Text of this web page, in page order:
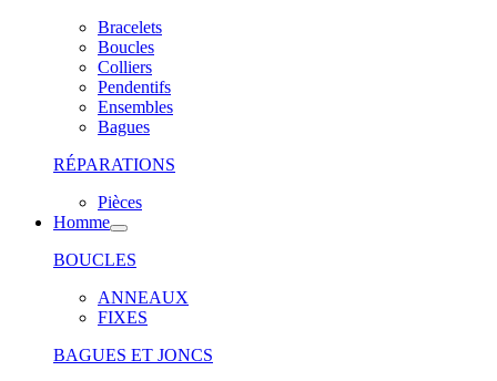
Bracelets
Boucles
Colliers
Pendentifs
Ensembles
Bagues
RÉPARATIONS
Pièces
Homme
BOUCLES
ANNEAUX
FIXES
BAGUES ET JONCS